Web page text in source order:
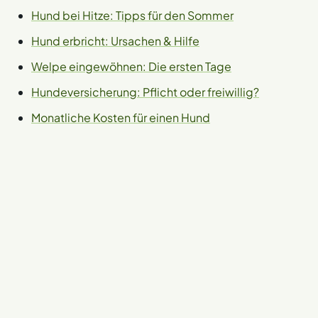
Gewöhnung beginnen.
kann – aber nicht zu groß, damit er nicht herumrutscht.
Crashtest-Ergebnisse.
Hund bei Hitze: Tipps für den Sommer
Hund erbricht: Ursachen & Hilfe
Welpe eingewöhnen: Die ersten Tage
Hundeversicherung: Pflicht oder freiwillig?
Monatliche Kosten für einen Hund